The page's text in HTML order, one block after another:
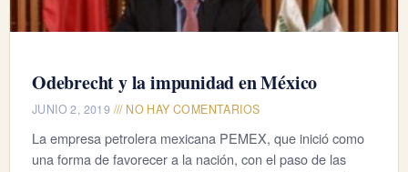
Odebrecht y la impunidad en México
JUNIO 2, 2019 NO HAY COMENTARIOS
La empresa petrolera mexicana PEMEX, que inició como
una forma de favorecer a la nación, con el paso de las